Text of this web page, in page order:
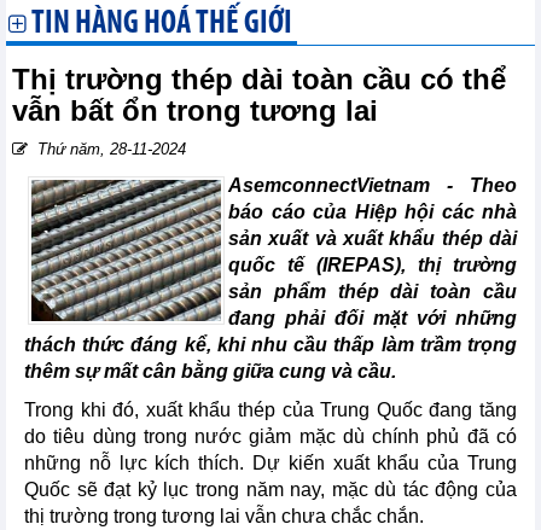
TIN HÀNG HOÁ THẾ GIỚI
Thị trường thép dài toàn cầu có thể
vẫn bất ổn trong tương lai
Thứ năm, 28-11-2024
AsemconnectVietnam - Theo
báo cáo của Hiệp hội các nhà
sản xuất và xuất khẩu thép dài
quốc tế (IREPAS), thị trường
sản phẩm thép dài toàn cầu
đang phải đối mặt với những
thách thức đáng kể, khi nhu cầu thấp làm trầm trọng
thêm sự mất cân bằng giữa cung và cầu.
Trong khi đó, xuất khẩu thép của Trung Quốc đang tăng
do tiêu dùng trong nước giảm mặc dù chính phủ đã có
những nỗ lực kích thích. Dự kiến xuất khẩu của Trung
Quốc sẽ đạt kỷ lục trong năm nay, mặc dù tác động của
thị trường trong tương lai vẫn chưa chắc chắn.